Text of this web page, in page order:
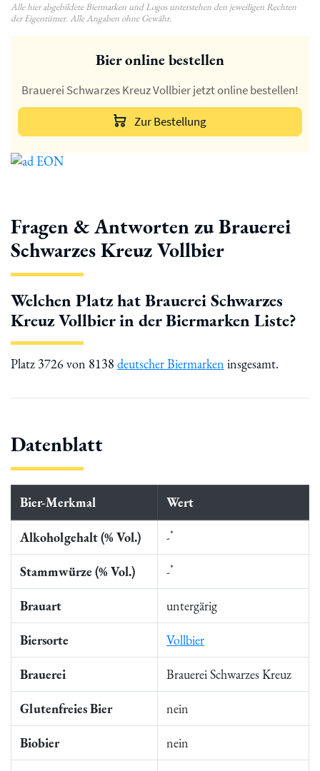
Alle hier abgebildete Biermarken und Logos unterstehen den jeweiligen Rechten
der Eigentümer. Alle Angaben ohne Gewähr.
Bier online bestellen
Brauerei Schwarzes Kreuz Vollbier jetzt online bestellen!
Zur Bestellung
Fragen & Antworten zu Brauerei
Schwarzes Kreuz Vollbier
Welchen Platz hat Brauerei Schwarzes
Kreuz Vollbier in der Biermarken Liste?
Platz 3726 von 8138 deutscher Biermarken insgesamt.
Datenblatt
Bier-Merkmal Wert
Alkoholgehalt (% Vol.) -*
Stammwürze (% Vol.) -*
Brauart untergärig
Biersorte Vollbier
Brauerei Brauerei Schwarzes Kreuz
Glutenfreies Bier nein
Biobier nein